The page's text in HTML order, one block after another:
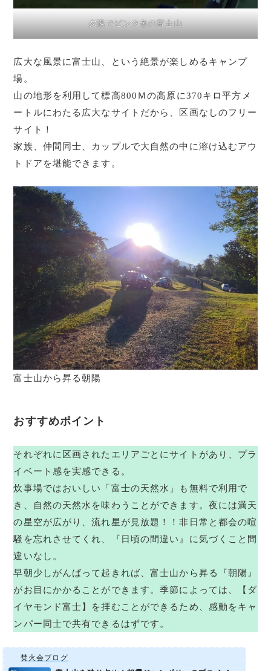
夕陽でピンク色の富士山
広大な風景に富士山、という絶景が楽しめるキャンプ
場。
山の地形を利用して標高800Ｍの高原に370キロ平方メ
ートルにわたる広大なサイトだから、区画なしのフリー
サイト！
家族、仲間同士、カップルで大自然の中に溶け込むアウ
トドアを堪能できます。
富士山から昇る朝陽
おすすめポイント
それぞれに区画されたエリアごとにサイトがあり、プラ
イベート感を実感できる。
炊事場ではおいしい「富士の天然水」も無料で利用で
き、自然の天然水を味わうことができます。夜には満天
の星空が広がり、流れ星が見放題！！非日常と都会の喧
騒を忘れさせてくれ、『日頃の間違い』に気づくこと間
違いなし。
早朝少しがんばって起きれば、富士山から昇る『朝陽』
がお目にかかることができます。季節によっては、【ダ
イヤモンド富士】を拝むことができるため、感動をキャ
ンパー同士で共有できるはずです。
焚火会ブログ